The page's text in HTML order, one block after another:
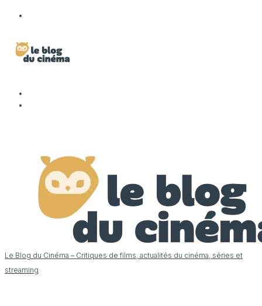
Le Blog du Cinéma – Critiques de films, actualités du cinéma, séries et
streaming